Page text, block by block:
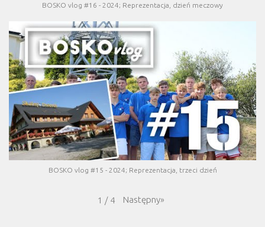
BOSKO vlog #16 - 2024; Reprezentacja, dzień meczowy
BOSKO vlog #15 - 2024; Reprezentacja, trzeci dzień
1 / 4 Następny»